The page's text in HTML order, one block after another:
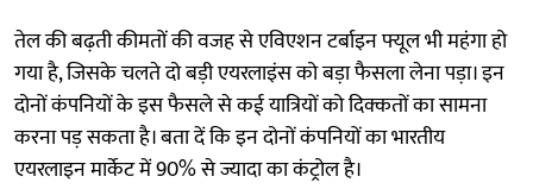
तेल की बढ़ती कीमतों की वजह से एविएशन टर्बाइन फ्यूल भी महंगा हो
गया है, जिसके चलते दो बड़ी एयरलाइंस को बड़ा फैसला लेना पड़ा। इन
दोनों कंपनियों के इस फैसले से कई यात्रियों को दिक्कतों का सामना
करना पड़ सकता है। बता दें कि इन दोनों कंपनियों का भारतीय
एयरलाइन मार्केट में 90% से ज्यादा का कंट्रोल है।